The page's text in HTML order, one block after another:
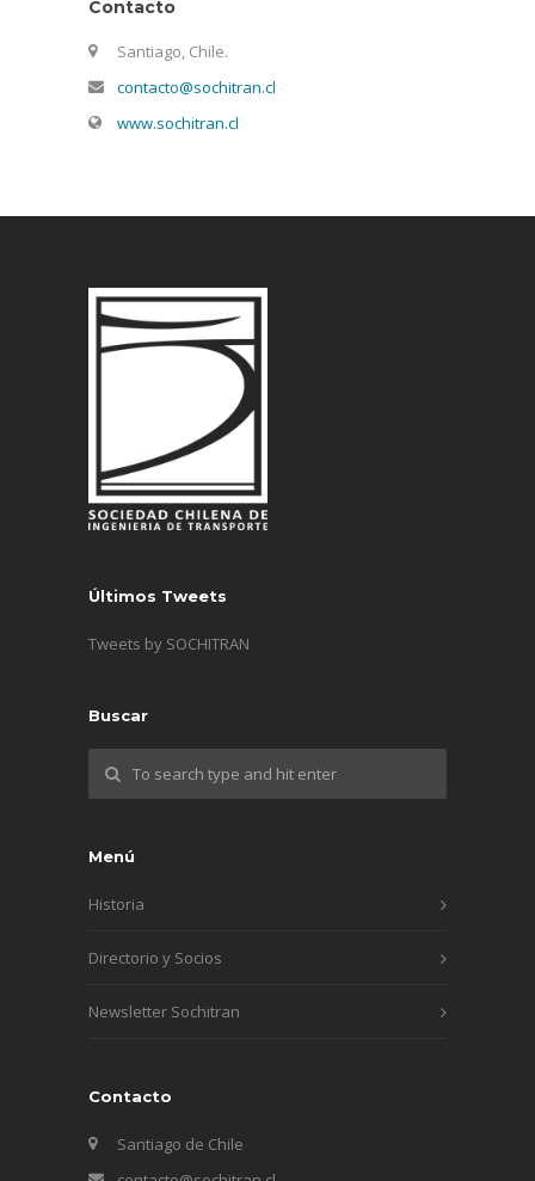
Contacto
Santiago, Chile.
contacto@sochitran.cl
www.sochitran.cl
Últimos Tweets
Tweets by SOCHITRAN
Buscar
Menú
Historia
Directorio y Socios
Newsletter Sochitran
Contacto
Santiago de Chile